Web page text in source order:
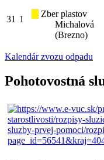
31 1
Zber plastov
Michalová
(Brezno)
Kalendár zvozu odpadu
Pohotovostná